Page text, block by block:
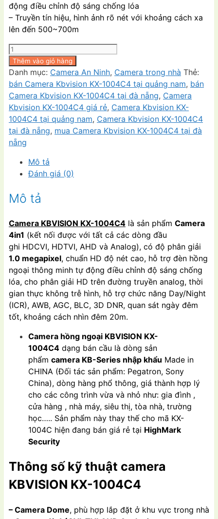
động điều chỉnh độ sáng chống lóa
– Truyền tín hiệu, hình ảnh rõ nét với khoảng cách xa
lên đến 500~700m
Camera
Kbvision
KX-
1004C4,
camera
chuẩn
HD
giá
rẻ
lượng
Thêm vào giỏ hàng
Danh mục: Camera An Ninh, Camera trong nhà Thẻ:
bán Camera Kbvision KX-1004C4 tại quảng nam, bán
Camera Kbvision KX-1004C4 tại đà nẵng, Camera
Kbvision KX-1004C4 giá rẻ, Camera Kbvision KX-
1004C4 tại quảng nam, Camera Kbvision KX-1004C4
tại đà nẵng, mua Camera Kbvision KX-1004C4 tại đà
nẵng
Mô tả
Đánh giá (0)
Mô tả
Camera KBVISION KX-1004C4 là sản phẩm Camera
4in1 (kết nối được với tất cả các dòng đầu
ghi HDCVI, HDTVI, AHD và Analog), có độ phân giải
1.0 megapixel, chuẩn HD độ nét cao, hỗ trợ đèn hồng
ngoại thông minh tự động điều chỉnh độ sáng chống
lóa, cho phân giải HD trên đường truyền analog, thời
gian thực không trễ hình, hỗ trợ chức năng Day/Night
(ICR), AWB, AGC, BLC, 3D DNR, quan sát ngày đêm
tốt, khoảng cách nhìn đêm 20m.
Camera hồng ngoại KBVISION KX-
1004C4 dạng bán cầu là dòng sản
phẩm camera KB-Series nhập khẩu Made in
CHINA (Đối tác sản phẩm: Pegatron, Sony
China), dòng hàng phổ thông, giá thành hợp lý
cho các công trình vừa và nhỏ như: gia đình ,
cửa hàng , nhà máy, siêu thị, tòa nhà, trường
học….. Sản phẩm này thay thế cho mã KX-
1004C hiện đang bán giá rẻ tại HighMark
Security
Thông số kỹ thuật camera
KBVISION KX-1004C4
– Camera Dome, phù hợp lắp đặt ở khu vực trong nhà